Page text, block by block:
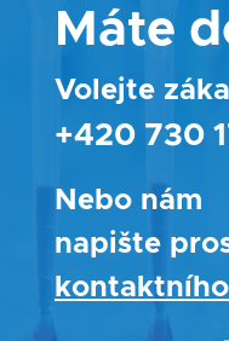
Máte
Volejte
+420 730
Nebo nám
napište